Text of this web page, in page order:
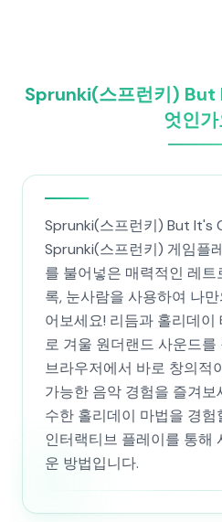
Sprunki(스프런키)
엇인
Sprunki(스프런키) But It's
Sprunki(스프런키) 게임플
를 불어넣은 매력적인 레트
록, 눈사람을 사용하여 나
어보세요! 리듬과 홀리데
로 겨울 원더랜드 사운드를
브라우저에서 바로 창의적
가능한 음악 경험을 즐겨
수한 홀리데이 마법을 경
인터랙티브 플레이를 통해
운 방법입니다.